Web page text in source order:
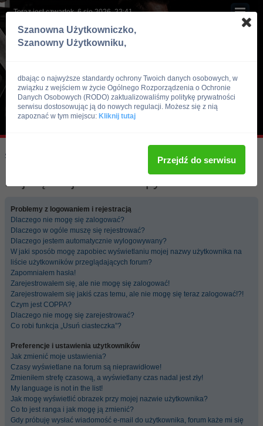
Teraz jest czwartek, 6 sie 2026, 22:41
Skocz do:
Najczęściej zadawane pytania
Problemy z logowaniem i rejestracją
Dlaczego nie mogę się zalogować?
Dlaczego w ogóle muszę się rejestrować?
Dlaczego jestem automatycznie wylogowywany?
W jaki sposób mogę zapobiec wyświetlaniu mojej nazwy użytkownika na
liście użytkowników przeglądających forum?
Zapomniałem hasła!
Zarejestrowałem się, ale nie mogę się zalogować!
Zarejestrowałem się jakiś czas temu, ale nie mogę się teraz zalogować!?!
Czym jest COPPA?
Dlaczego nie mogę się zarejestrować?
Co robi funkcja „Usuń ciasteczka”?
Preferencje i ustawienia użytkowników
Jak zmienić moje ustawienia?
Czasy wyświetlane na forum są nieprawidłowe!
Zmieniłem strefę czasową, a wyświetlany czas nadal jest zły!
My language is not in the list!
Jak mogę wyświetlić obrazek przy mojej nazwie użytkownika?
Co to jest ranga i jak mogę ją zmienić?
Gdy próbuję wysłać wiadomość e-mail do użytkownika, forum każe mi się
Szanowna Użytkowniczko,
Szanowny Użytkowniku,
dbając o najwyższe standardy ochrony Twoich danych osobowych, w
związku z wejściem w życie Ogólnego Rozporządzenia o Ochronie
Danych Osobowych (RODO) zaktualizowaliśmy politykę prywatności
serwisu dostosowując ją do nowych regulacji. Możesz się z nią
zapoznać w tym miejscu: Kliknij tutaj
Przejdź do serwisu